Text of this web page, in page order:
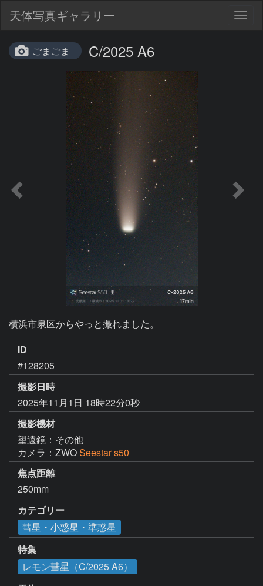
天体写真ギャラリー
ごまごま C/2025 A6
横浜市泉区からやっと撮れました。
ID
#128205
撮影日時
2025年11月1日 18時22分0秒
撮影機材
望遠鏡：その他
カメラ：ZWOSeestar s50
焦点距離
250mm
カテゴリー
彗星・小惑星・準惑星
特集
レモン彗星（C/2025 A6）